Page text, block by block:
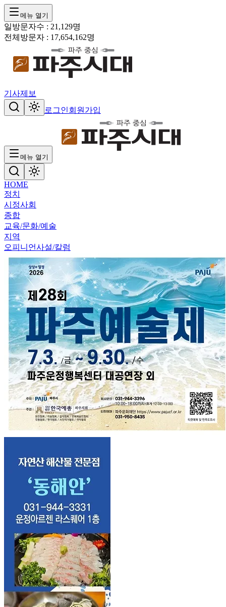
메뉴 열기
일방문자수 : 21,129명
전체방문자 : 17,654,162명
기사제보
로그인회원가입
메뉴 열기
HOME
정치
시정사회
종합
교육/문화/예술
지역
오피니언사설/칼럼